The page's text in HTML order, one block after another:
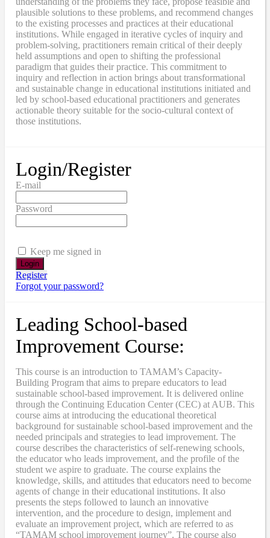
plausible solutions to these problems, and recommend changes
to the existing processes and practices at their educational
institutions. While engaged in iterative cycles of inquiry and
problem-solving, practitioners remain critical of their deeply
held assumptions and open to shifting the professional
paradigm that guides their practice. This commitment to
inquiry and reflection in action brings about transformational
and sustainable change in educational institutions initiated and
led by school-based educational practitioners and generates
actionable theory suitable for the socio-cultural context of
those institutions.
Login/Register
E-mail
Password
Keep me signed in
Register
Forgot your password?
Leading School-based
Improvement Course:
This course is an introduction to TAMAM’s Capacity-
Building Program that aims to prepare educators to lead
sustainable school-based improvement. It is delivered online
through the Continuing Education Center (CEC) at AUB. This
course aims at introducing the educational theoretical
background for sustainable school-based improvement and the
needed principals and strategies to lead improvement. The
course describes the characteristics of self-renewing schools,
the educator who leads improvement, and the profile of the
student we aspire to graduate. The course explains the
knowledge, skills, and attitudes that educators need to become
agents of change in their educational institutions. It also
presents the steps followed to launch an innovative
intervention, and the procedure to design, implement and
evaluate an improvement project, which are referred to as
“TAMAM school improvement journey”. The course also